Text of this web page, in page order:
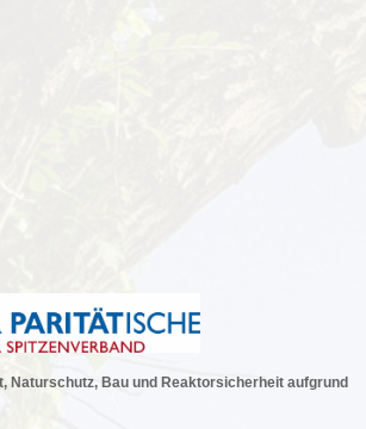
Naturschutz, Bau und Reaktorsicherheit aufgrund